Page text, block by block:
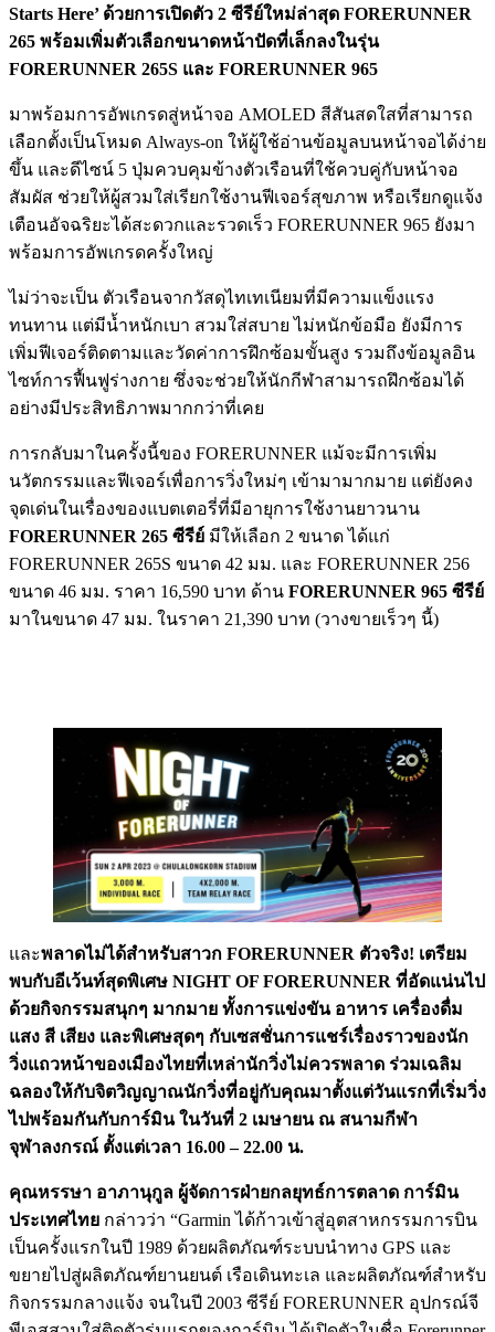
Starts Here’ ด้วยการเปิดตัว 2 ซีรีย์ใหม่ล่าสุด FORERUNNER
265 พร้อมเพิ่มตัวเลือกขนาดหน้าปัดที่เล็กลงในรุ่น
FORERUNNER 265S และ FORERUNNER 965
มาพร้อมการอัพเกรดสู่หน้าจอ AMOLED สีสันสดใสที่สามารถ
เลือกตั้งเป็นโหมด Always-on ให้ผู้ใช้อ่านข้อมูลบนหน้าจอได้ง่าย
ขึ้น และดีไซน์ 5 ปุ่มควบคุมข้างตัวเรือนที่ใช้ควบคู่กับหน้าจอ
สัมผัส ช่วยให้ผู้สวมใส่เรียกใช้งานฟีเจอร์สุขภาพ หรือเรียกดูแจ้ง
เตือนอัจฉริยะได้สะดวกและรวดเร็ว FORERUNNER 965 ยังมา
พร้อมการอัพเกรดครั้งใหญ่
ไม่ว่าจะเป็น ตัวเรือนจากวัสดุไทเทเนียมที่มีความแข็งแรง
ทนทาน แต่มีน้ำหนักเบา สวมใส่สบาย ไม่หนักข้อมือ ยังมีการ
เพิ่มฟีเจอร์ติดตามและวัดค่าการฝึกซ้อมขั้นสูง รวมถึงข้อมูลอิน
ไซท์การฟื้นฟูร่างกาย ซึ่งจะช่วยให้นักกีฬาสามารถฝึกซ้อมได้
อย่างมีประสิทธิภาพมากกว่าที่เคย
การกลับมาในครั้งนี้ของ FORERUNNER แม้จะมีการเพิ่ม
นวัตกรรมและฟีเจอร์เพื่อการวิ่งใหม่ๆ เข้ามามากมาย แต่ยังคง
จุดเด่นในเรื่องของแบตเตอรี่ที่มีอายุการใช้งานยาวนาน
FORERUNNER 265 ซีรีย์ มีให้เลือก 2 ขนาด ได้แก่
FORERUNNER 265S ขนาด 42 มม. และ FORERUNNER 256
ขนาด 46 มม. ราคา 16,590 บาท ด้าน FORERUNNER 965 ซีรีย์
มาในขนาด 47 มม. ในราคา 21,390 บาท (วางขายเร็วๆ นี้)
และพลาดไม่ได้สำหรับสาวก FORERUNNER ตัวจริง! เตรียม
พบกับอีเว้นท์สุดพิเศษ NIGHT OF FORERUNNER ที่อัดแน่นไป
ด้วยกิจกรรมสนุกๆ มากมาย ทั้งการแข่งขัน อาหาร เครื่องดื่ม
แสง สี เสียง และพิเศษสุดๆ กับเซสชั่นการแชร์เรื่องราวของนัก
วิ่งแถวหน้าของเมืองไทยที่เหล่านักวิ่งไม่ควรพลาด ร่วมเฉลิม
ฉลองให้กับจิตวิญญาณนักวิ่งที่อยู่กับคุณมาตั้งแต่วันแรกที่เริ่มวิ่ง
ไปพร้อมกันกับการ์มิน ในวันที่ 2 เมษายน ณ สนามกีฬา
จุฬาลงกรณ์ ตั้งแต่เวลา 16.00 – 22.00 น.
คุณหรรษา อาภานุกูล ผู้จัดการฝ่ายกลยุทธ์การตลาด การ์มิน
ประเทศไทย กล่าวว่า “Garmin ได้ก้าวเข้าสู่อุตสาหกรรมการบิน
เป็นครั้งแรกในปี 1989 ด้วยผลิตภัณฑ์ระบบนำทาง GPS และ
ขยายไปสู่ผลิตภัณฑ์ยานยนต์ เรือเดินทะเล และผลิตภัณฑ์สำหรับ
กิจกรรมกลางแจ้ง จนในปี 2003 ซีรีย์ FORERUNNER อุปกรณ์จี